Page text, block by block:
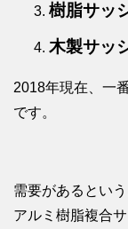
樹脂サッ
木製サッ
2018年現在、一
です。
需要があるとい
アルミ樹脂複合